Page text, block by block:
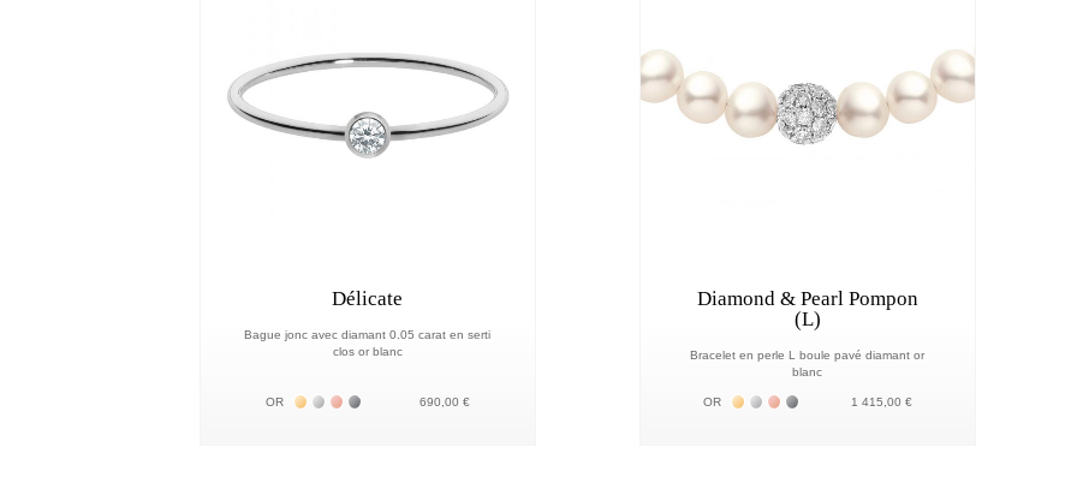
Délicate
Bague jonc avec diamant 0.05 carat en serti
clos or blanc
OR Жёлтое золото 18К
Белое золото 18К
Розовое золото 18К
Чёрное золото 18К
690,00 €
Diamond & Pearl Pompon
(L)
Bracelet en perle L boule pavé diamant or
blanc
OR Жёлтое золото 18К
Белое золото 18К
Розовое золото 18К
Чёрное золото 18К
1 415,00 €